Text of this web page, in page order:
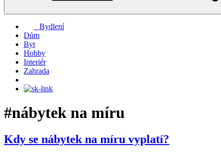
Bydlení
Dům
Byt
Hobby
Interiér
Zahrada
#nábytek na míru
Kdy se nábytek na míru vyplatí?